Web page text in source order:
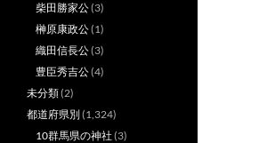
柴田勝家公(3)
榊原康政公(1)
織田信長公(3)
豊臣秀吉公(4)
未分類(2)
都道府県別 (1,324)
10群馬県の神社 (3)